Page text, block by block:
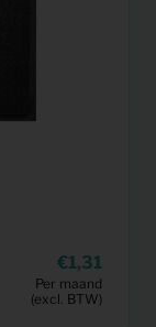
1,31
Per maand
(excl. BTW)